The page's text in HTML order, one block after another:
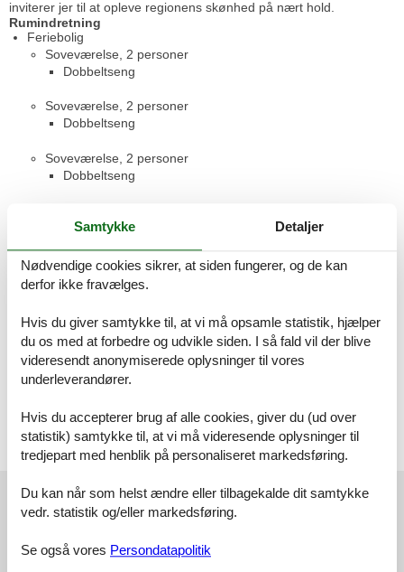
inviterer jer til at opleve regionens skønhed på nært hold.
Rumindretning
Feriebolig
Soveværelse, 2 personer
Dobbeltseng
Soveværelse, 2 personer
Dobbeltseng
Soveværelse, 2 personer
Dobbeltseng
Dobbeltseng
Soveværelse, 2 personer
Køjeseng
Badeværelse
WC. Koldt vand, Bruser og badekar
Badeværelse
WC. Varmt og koldt vand, Bruser
Terrasse
Åben og overdækket terrasse
Vores gæsteanmeldelser
Vores gæsteanmeldelserEksterne anmeldelser
Samtykke Detaljer
Nødvendige cookies sikrer, at siden fungerer, og de kan
derfor ikke fravælges.
Hvis du giver samtykke til, at vi må opsamle statistik, hjælper
du os med at forbedre og udvikle siden. I så fald vil der blive
videresendt anonymiserede oplysninger til vores
underleverandører.
Hvis du accepterer brug af alle cookies, giver du (ud over
statistik) samtykke til, at vi må videresende oplysninger til
tredjepart med henblik på personaliseret markedsføring.
Du kan når som helst ændre eller tilbagekalde dit samtykke
vedr. statistik og/eller markedsføring.
Se også vores Persondatapolitik